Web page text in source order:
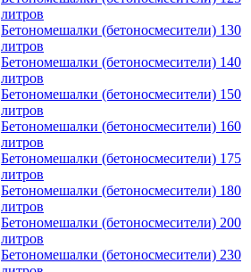
литров
Бетономешалки (бетоносмесители) 130
литров
Бетономешалки (бетоносмесители) 140
литров
Бетономешалки (бетоносмесители) 150
литров
Бетономешалки (бетоносмесители) 160
литров
Бетономешалки (бетоносмесители) 175
литров
Бетономешалки (бетоносмесители) 180
литров
Бетономешалки (бетоносмесители) 200
литров
Бетономешалки (бетоносмесители) 230